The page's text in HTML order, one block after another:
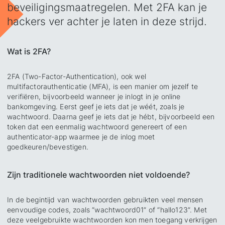
beveiligingsmaatregelen. Met 2FA kan je
hackers ver achter je laten in deze strijd.
Wat is 2FA?
2FA (Two-Factor-Authentication), ook wel
multifactorauthenticatie (MFA), is een manier om jezelf te
verifiëren, bijvoorbeeld wanneer je inlogt in je online
bankomgeving. Eerst geef je iets dat je wéét, zoals je
wachtwoord. Daarna geef je iets dat je hébt, bijvoorbeeld een
token dat een eenmalig wachtwoord genereert of een
authenticator-app waarmee je de inlog moet
goedkeuren/bevestigen.
Zijn traditionele wachtwoorden niet voldoende?
In de begintijd van wachtwoorden gebruikten veel mensen
eenvoudige codes, zoals “wachtwoord01” of “hallo123”. Met
deze veelgebruikte wachtwoorden kon men toegang verkrijgen